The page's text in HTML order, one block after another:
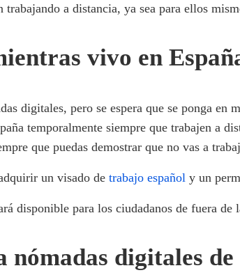
a distancia, ya sea para ellos
vivo en
digitales, pero se espera que se ponga
temporalmente siempre que trabajen a
que puedas demostrar que no vas a
un visado detrabajo español y un
disponible para los ciudadanos de fuera
digitales de